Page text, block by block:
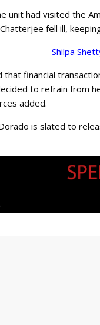
unit had visited the
fell ill,
Shilpa
that financial
to refrain from
added.
is slated to